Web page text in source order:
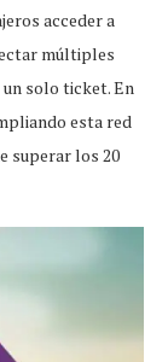
acceder a
múltiples
un solo ticket. En
esta red
superar los 20